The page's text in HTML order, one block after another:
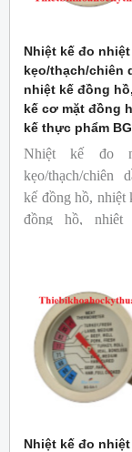
Nhiệt kế đo
kẹo/thạch/chiên
nhiệt kế đồng
kế cơ mặt đồng
kế thực phẩm
Nhiệt kế đo
kẹo/thạch/chiên
kế đồng hồ, nhiệt
đồng hồ, nhiệt
Thương hiệu:
Nhiệt kế đo